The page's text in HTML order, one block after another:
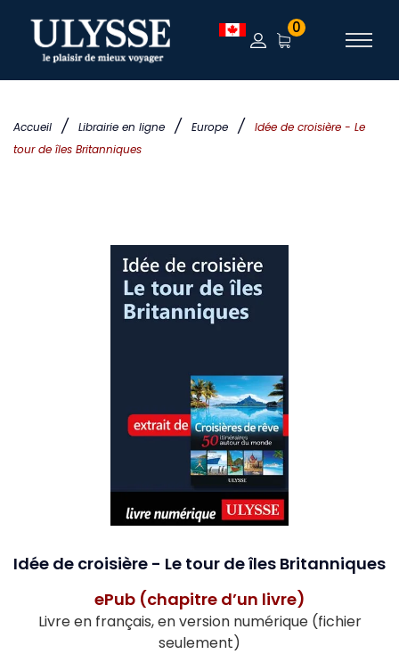
Accueil / Librairie en ligne / Europe /
Idée de croisière - Le
tour de îles Britanniques
0
Idée de croisière - Le tour de îles Britanniques
ePub (chapitre d’un livre)
Livre en français, en version numérique (fichier
seulement)